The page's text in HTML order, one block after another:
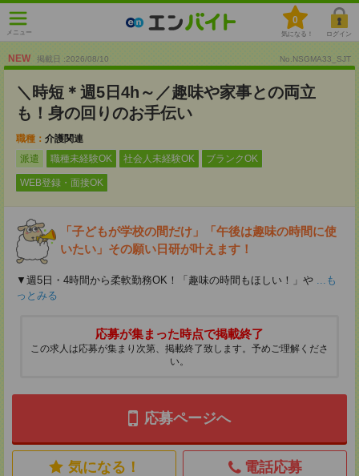
メニュー
0
気になる！ ログイン
NEW 掲載日 :2026/08/10 No.NSGMA33_SJT
＼時短＊週5日4h～／趣味や家事との両立
も！身の回りのお手伝い
職種： 介護関連
派遣
職種未経験OK 社会人未経験OK ブランクOK
WEB登録・面接OK
「子どもが学校の間だけ」「午後は趣味の時間に使
いたい」その願い日研が叶えます！
▼週5日・4時間から柔軟勤務OK！「趣味の時間もほしい！」や ...も
っとみる
応募が集まった時点で掲載終了
この求人は応募が集まり次第、掲載終了致します。予めご理解くださ
い。
応募ページへ
気になる！ 電話応募